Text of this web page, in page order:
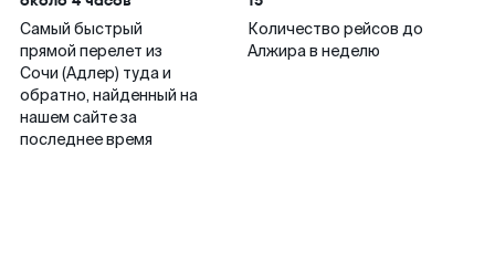
Самый быстрый
прямой перелет из
Сочи (Адлер) туда и
обратно, найденный на
нашем сайте за
последнее время
Количество рейсов до
Алжира в неделю